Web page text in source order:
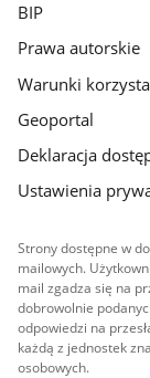
BIP
Prawa autorskie
Warunki
Geoportal
Deklaracja
Ustawienia
Strony dostępne w
mailowych.
mail zgadza się na
dobrowolnie
odpowiedzi na
każdą z jednostek
osobowych.